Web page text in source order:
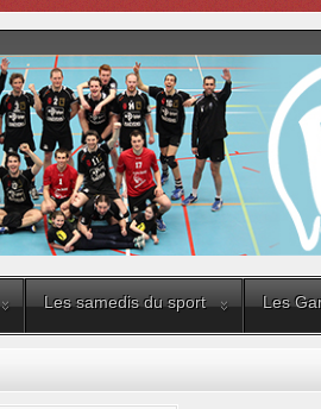
Les samedis du sport Les